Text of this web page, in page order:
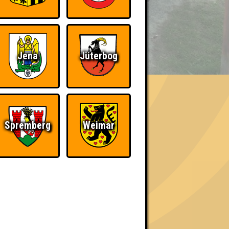
UNS
«
Jena Jüterbog
Spremberg Weimar